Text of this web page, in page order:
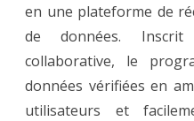
en une plateforme de
de données.
collaborative, le
données vérifiées en
utilisateurs et